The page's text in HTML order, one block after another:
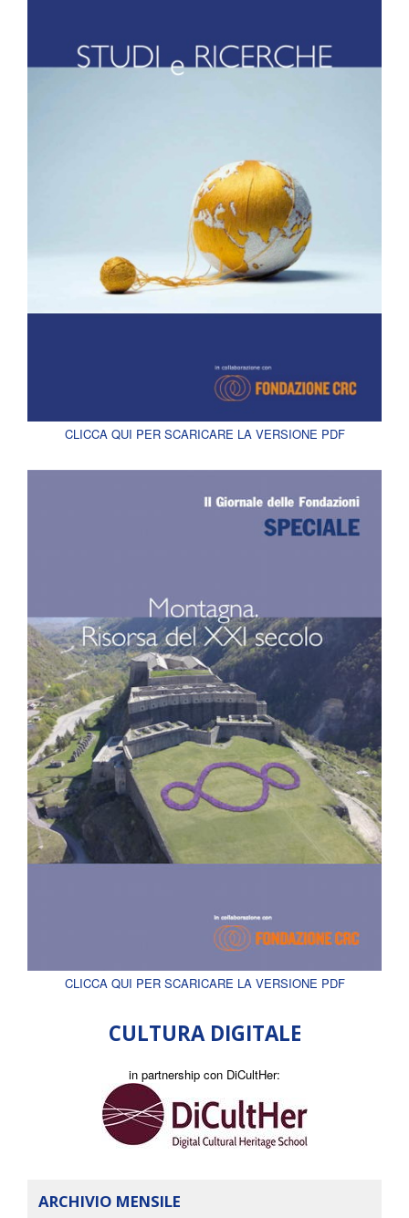
CLICCA QUI PER SCARICARE LA VERSIONE PDF
CLICCA QUI PER SCARICARE LA VERSIONE PDF
CULTURA DIGITALE
in partnership con DiCultHer:
ARCHIVIO MENSILE